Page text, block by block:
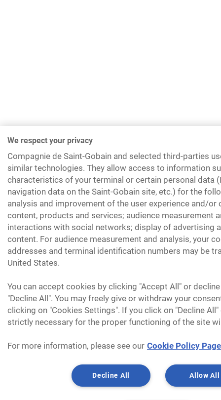
We respect your privacy
Compagnie de Saint-Gobain and selected third-parties
similar technologies. They allow access to information
characteristics of your terminal or certain personal data
navigation data on the Saint-Gobain site, etc.) for the
analysis and improvement of the user experience and/or
content, products and services; audience measurement
interactions with social networks; display of advertising
content. For audience measurement and analysis, your
addresses and terminal identification numbers may be
United States.
You can accept cookies by clicking "Accept All" or
"Decline All". You may freely give or withdraw your
clicking on "Cookies Settings". If you click on "Decline
strictly necessary for the proper functioning of the site
For more information, please see our Cookie Policy Page
Allow All
Decline All